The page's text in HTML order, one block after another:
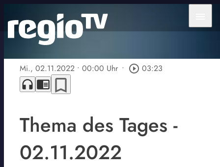
Mi., 02.11.2022 • 00:00 Uhr • play_circle_outline 03:23
headphones chrome_reader_mode bookmark_border
Thema des Tages -
02.11.2022